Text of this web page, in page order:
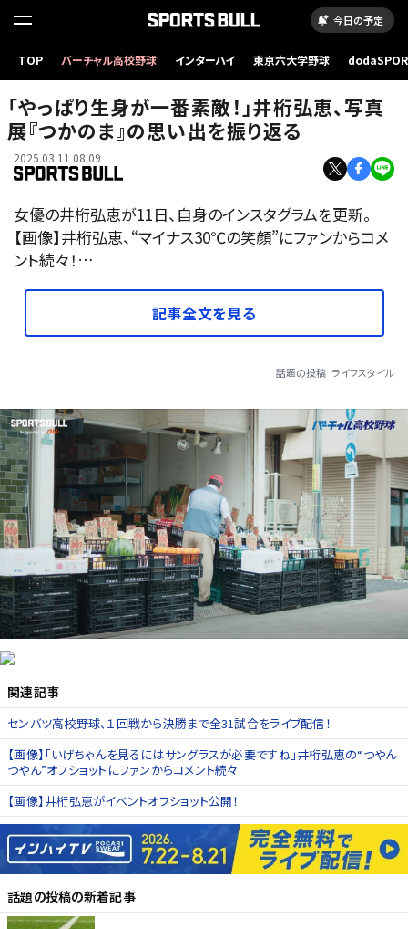
今日の予定
TOP バーチャル高校野球 インターハイ 東京六大学野球
「やっぱり生身が一番素敵！」井桁弘恵、写真
展『つかのま』の思い出を振り返る
2025.03.11 08:09
女優の井桁弘恵が11日、自身のインスタグラムを更新。
【画像】井桁弘恵、“マイナス30℃の笑顔”にファンからコメ
ント続々！…
記事全文を見る
話題の投稿 ライフスタイル
関連記事
センバツ高校野球、１回戦から決勝まで全31試合をライブ配信！
【画像】「いげちゃんを見るにはサングラスが必要ですね」井桁弘恵の“つやん
つやん”オフショットにファンからコメント続々
【画像】井桁弘恵がイベントオフショット公開！
話題の投稿の新着記事